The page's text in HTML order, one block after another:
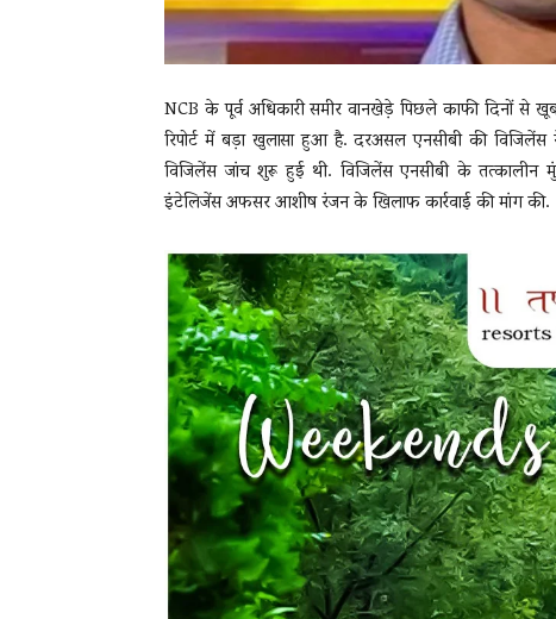
NCB के पूर्व अधिकारी समीर वानखेड़े पिछले काफी दिनों से
रिपोर्ट में बड़ा खुलासा हुआ है. दरअसल एनसीबी की
विजिलेंस जांच शुरू हुई थी. विजिलेंस एनसीबी के तत्कालीन
इंटेलिजेंस अफसर आशीष रंजन के खिलाफ कार्रवाई की मांग की.